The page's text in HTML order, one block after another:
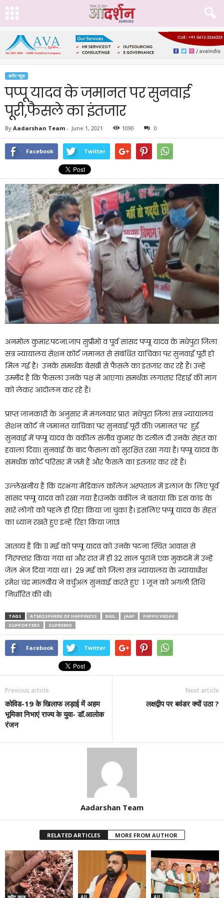
करेंट न्यूज़
पप्पू यादव के जमानत पर सुनवाई
पूरी,फैसले का इंतजार
By Aadarshan Team - June 1, 2021 1090 0
Facebook Twitter
अनमोल कुमार.पटना.जाप सुप्रीमो व पूर्व सांसद पप्पू यादव के मधेपुरा जिला
सत्र न्यायालय सेशन कोर्ट जमानत से संबंधित याचिका पर सुनवाई पूरी हो
मिल गई है। उनके समर्थक बेसब्री से फैसले का इंतजार कर रहेे हैं। उन्हें
उम्मीद है कि फैसला उनके पक्ष में आएगा। समर्थक लगातार रिहाई की मांग
को लेकर आंदोलन कर रहे हैं।
प्राप्त जानकारी के अनुसार में मंगलवार प्रातः मधेपुरा जिला सत्र न्यायालय
सेशन कोर्ट ने जमानत याचिका पर सुनवाई पूरी की। जमानत पर हुई
सुनवाई में पप्पू यादव के वकील संजीव कुमार के दलील दी उनके सेहत का
हवाला दिया। सुनवाई के बाद फैसला को सुरक्षित रखा गया है। पप्पू यादव के
समर्थक कोर्ट परिसर में जमे हैं और फैसले का इतजार कर रहे हैं।
उल्लेखनीय है कि दरभंगा मेडिकल कॉलेज अस्पताल में इलाज के लिए पूर्व
सांसद पप्पू यादव को रखा गया है।उनके वकील ने बताया कि इस कांड के
सारे लोगों को पहले ही रिहा किया जा चुका है। इसलिए पप्पू यादव के सेहत
का ध्यान रखते हुए इन्हें रिहा किया जाएl
ज्ञातव्य है कि 11 मई को पप्पू यादव को उनके पटना स्थित आवास से
गिरफ्तार किया गया था और रात में ही 32 साल पुराने एक मुकदमे में उन्हें
जेल भेज दिया गया था l 29 मई को जिला सत्र न्यायालय के न्यायाधीश
रमेश चंद्र मालवीय ने वर्चुअल सुनवाई करते हुए 1 जून को अगली तिथि
निर्धारित की थी।
TAGS ATMOSPHERE OF HAPPINESS BAIL JAAP
PAPPU YADAV
SUPPORTERS
SUPREMO
Facebook Twitter
Previous article
कोविड-19 के खिलाफ लड़ाई में अहम
भूमिका निभाएं राज्य के युवा- डॉ.आलोक
रंजन
Next article
लक्षद्वीप पर बवंडर क्यों उठा ?
Aadarshan Team
RELATED ARTICLES MORE FROM AUTHOR